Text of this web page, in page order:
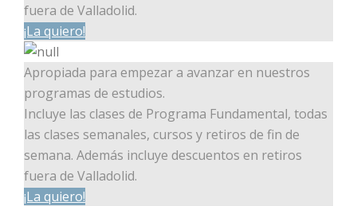
fuera de Valladolid.
¡La quiero!
Apropiada para empezar a avanzar en nuestros
programas de estudios.
Incluye las clases de Programa Fundamental, todas
las clases semanales, cursos y retiros de fin de
semana. Además incluye descuentos en retiros
fuera de Valladolid.
¡La quiero!